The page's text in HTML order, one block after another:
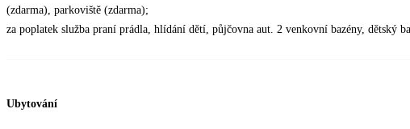
(zdarma), parkoviště (zdarma);
za poplatek služba praní prádla, hlídání dětí, půjčovna aut. 2 venkovní bazény, dětský
Ubytování